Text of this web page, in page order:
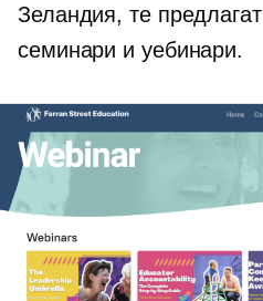
Зеландия, те предлагат
семинари и уебинари.